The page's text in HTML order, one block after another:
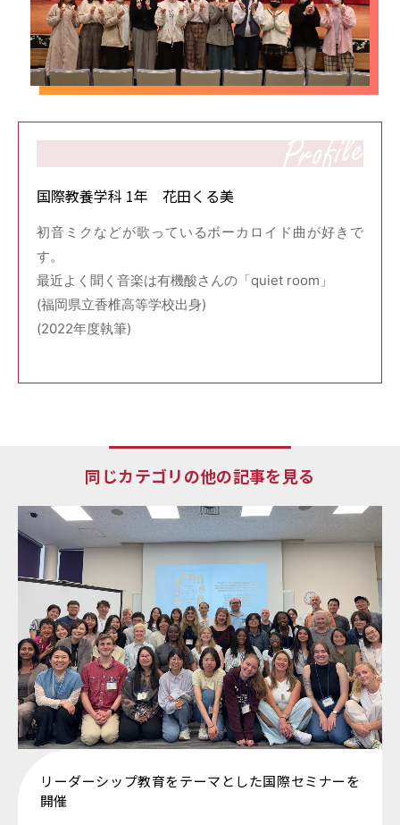
国際教養学科 1年 花田くる美
初音ミクなどが歌っているボーカロイド曲が好きで
す。
最近よく聞く音楽は有機酸さんの「quiet room」
(福岡県立香椎高等学校出身)
(2022年度執筆)
同じカテゴリの他の記事を見る
リーダーシップ教育をテーマとした国際セミナーを
開催